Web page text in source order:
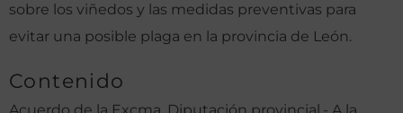
sobre los viñedos y las medidas preventivas para
evitar una posible plaga en la provincia de León.
Contenido